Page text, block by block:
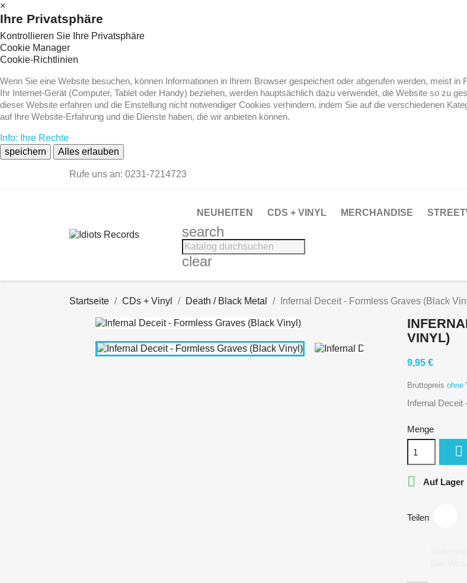
×
Ihre Privatsphäre
Kontrollieren Sie Ihre Privatsphäre
Cookie Manager
Cookie-Richtlinien
Wenn Sie eine Website besuchen, können Informationen in Ihrem Browser gespeichert oder abgerufen werden, meist
Ihr Internet-Gerät (Computer, Tablet oder Handy) beziehen, werden hauptsächlich dazu verwendet, die Website so zu
dieser Website erfahren und die Einstellung nicht notwendiger Cookies verhindern, indem Sie auf die verschiedenen
auf Ihre Website-Erfahrung und die Dienste haben, die wir anbieten können.
Info: Ihre Rechte
speichern
Alles erlauben
Rufe uns an: 0231-7214723
NEUHEITEN CDS + VINYL MERCHANDISE
search
clear
Startseite CDs + Vinyl Death / Black Metal Infernal Deceit - Formless Graves (Black
VINYL)
9,95 €
Bruttopreis ohne
Infernal
Menge

 Auf Lager
Teilen